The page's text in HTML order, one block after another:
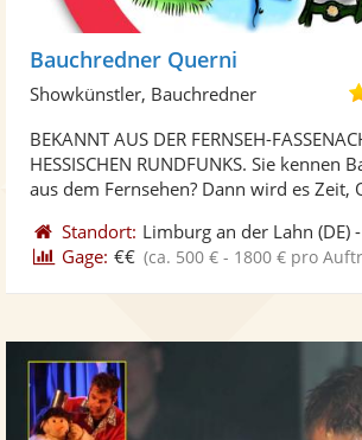
Bauchredner Querni
Showkünstler, Bauchredner
BEKANNT AUS DER FERNSEH-
HESSISCHEN RUNDFUNKS. Sie kennen
aus dem Fernsehen? Dann wird es Zeit,
Standort: Limburg an der Lahn (DE) -
Gage: €€ (ca. 500 € - 1800 € pro